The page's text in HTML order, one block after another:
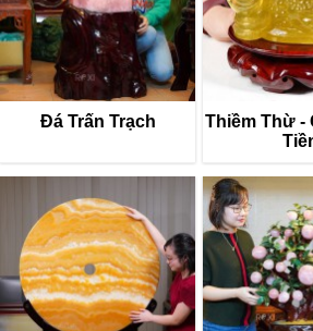
Đá Trấn Trạch
Thiềm Thừ -